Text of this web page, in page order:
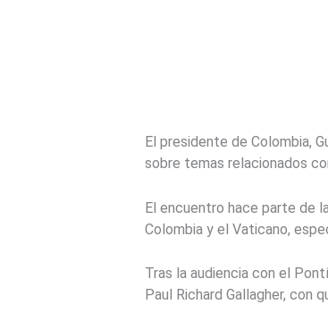
El presidente de Colombia,
sobre temas relacionados
El encuentro hace parte de
Colombia y el Vaticano,
Tras la audiencia con el
Paul Richard Gallagher, con